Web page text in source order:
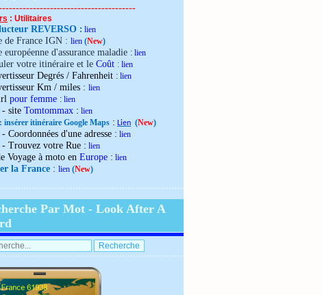
: Utilitaires
REVERSO : lien
de France IGN : lien (New)
européenne d'assurance maladie : lien
votre itinéraire et le Coût : lien
Degrés / Fahrenheit : lien
Km / miles : lien
pour femme : lien
- site Tomtommax : lien
: insérer itinéraire Google Maps : Lien (New)
Coordonnées d'une adresse : lien
- Trouvez votre Rue : lien
Voyage à moto en Europe : lien
la France : lien (New)
Par Mot - Look After A